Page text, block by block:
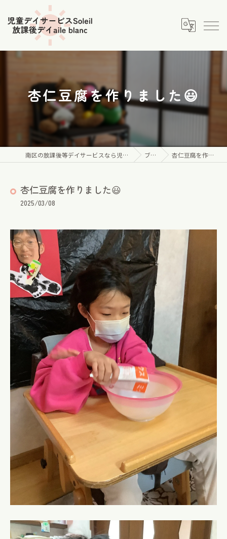
杏仁豆腐を作りました😃
南区の放課後等デイサービスなら児童デイサービス Soleil ブログ 杏仁豆腐を作りました😃
杏仁豆腐を作りました😃
2025/03/08